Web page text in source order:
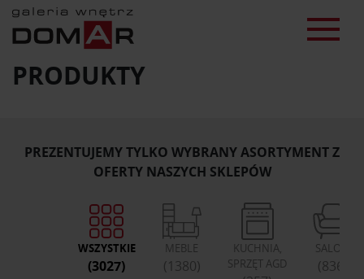
PRODUKTY
PREZENTUJEMY TYLKO WYBRANY ASORTYMENT Z
OFERTY NASZYCH SKLEPÓW
WSZYSTKIE
(3027)
MEBLE
(1380)
KUCHNIA,
SPRZĘT AGD
SALON
(836)